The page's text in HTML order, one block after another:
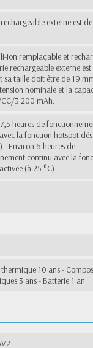
externe est
ion remplaçable et
rechargeable externe
sa taille doit être de 19
nominale et la
3 200 mAh.
heures de
la fonction hotspot
- Environ 6 heures de
continu avec la
(à 25 °C)
10 ans -
3 ans - Batterie 1 an